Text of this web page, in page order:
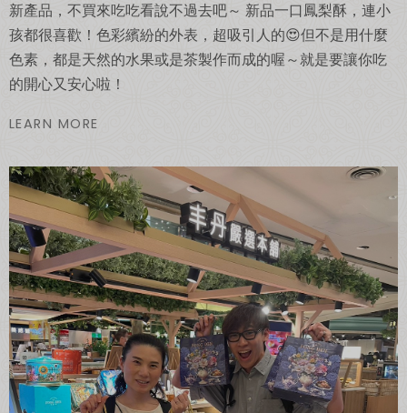
新產品，不買來吃吃看說不過去吧～ 新品一口鳳梨酥，連小
孩都很喜歡！色彩繽紛的外表，超吸引人的😍但不是用什麼
色素，都是天然的水果或是茶製作而成的喔～就是要讓你吃
的開心又安心啦！
LEARN MORE